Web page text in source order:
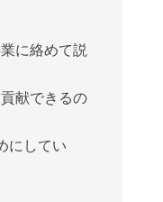
に絡めて説
献できるの
にしてい